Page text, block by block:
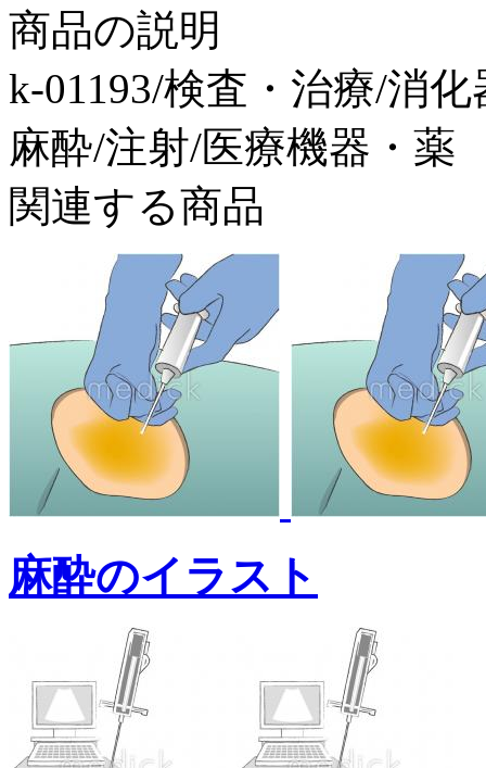
商品の説明
k-01193/検査・治療/消
麻酔/注射/医療機器・薬
関連する商品
麻酔のイラスト